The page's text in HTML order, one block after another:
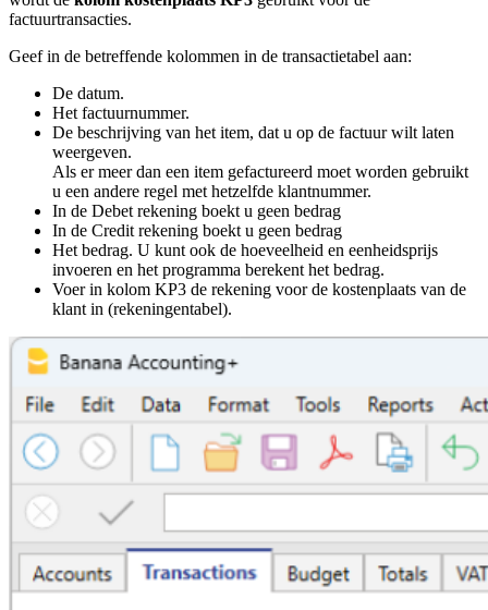
factuurtransacties.
Geef in de betreffende kolommen in de transactietabel aan:
De datum.
Het factuurnummer.
De beschrijving van het item, dat u op de factuur wilt laten
weergeven.
Als er meer dan een item gefactureerd moet worden gebruikt
u een andere regel met hetzelfde klantnummer.
In de Debet rekening boekt u geen bedrag
In de Credit rekening boekt u geen bedrag
Het bedrag. U kunt ook de hoeveelheid en eenheidsprijs
invoeren en het programma berekent het bedrag.
Voer in kolom KP3 de rekening voor de kostenplaats van de
klant in (rekeningentabel).